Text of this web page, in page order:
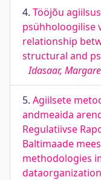
4. Tööjõu
psühholoogilise
relationship
structural and
Idasaar,
5. Agiilsete
andmeaida
Regulatiivse
Baltimaade
methodologies